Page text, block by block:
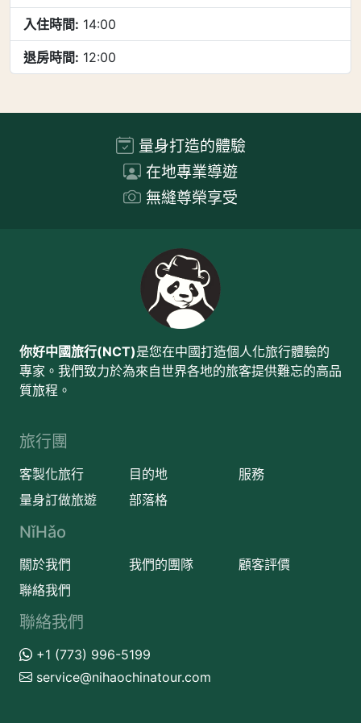
入住時間: 14:00
退房時間: 12:00
量身打造的體驗
在地專業導遊
無縫尊榮享受
你好中國旅行(NCT)是您在中國打造個人化旅行體驗的
專家。我們致力於為來自世界各地的旅客提供難忘的高品
質旅程。
旅行團
客製化旅行 目的地
服務
量身訂做旅遊
部落格
NǐHǎo
關於我們 我們的團隊
顧客評價
聯絡我們
聯絡我們
+1 (773) 996-5199
service@nihaochinatour.com